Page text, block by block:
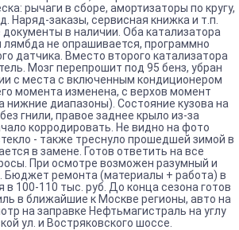
рычаги в сборе, амортизаторы по кругу,
Наряд-заказы, сервисная книжка и т.п.
в наличии. Оба катализатора
лямбда не опрашивается, программно
датчика. Вместо второго катализатора
Мозг перепрошит под 95 бенз, убран
с места с включенным кондиционером
момента изменена, с верхов момент
нижние диапазоны). Состояние кузова на
гнили, правое заднее крыло из-за
корродировать. Не видно на фото
- также треснуло прошедшей зимой в
в замене. Готов ответить на все
При осмотре возможен разумный и
Бюджет ремонта (материалы + работа) в
в 100-110 тыс. руб. До конца сезона готов
в ближайшие к Москве регионы, авто на
на заправке Нефтьмагистраль на углу
ул. и Востряковского шоссе.